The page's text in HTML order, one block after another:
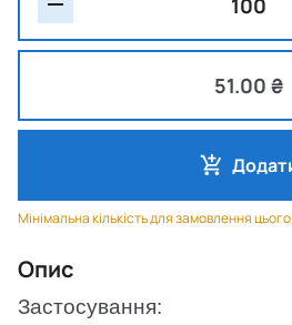
51.00 ₴
Мінімальна кількість для замовлення
Опис
Застосування: